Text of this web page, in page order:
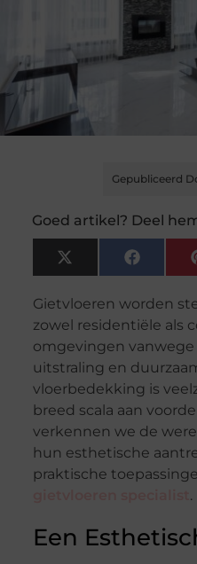
Gepubliceerd
Goed artikel? Deel
X
(Twitter)
Gietvloeren worden
zowel residentiële als
omgevingen
uitstraling en
vloerbedekking is
breed scala aan
verkennen we de
hun esthetische
praktische
.
Een